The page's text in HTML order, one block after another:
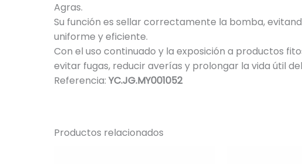
Agras.
Su función es sellar correctamente la bomba,
uniforme y eficiente.
Con el uso continuado y la exposición a productos
evitar fugas, reducir averías y prolongar la vida útil
Referencia: YC.JG.MY001052
Productos relacionados